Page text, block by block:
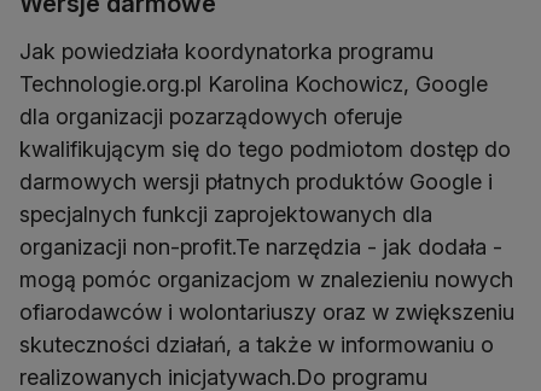
Jak powiedziała koordynatorka programu
Technologie.org.pl Karolina Kochowicz, Google
dla organizacji pozarządowych oferuje
kwalifikującym się do tego podmiotom dostęp do
darmowych wersji płatnych produktów Google i
specjalnych funkcji zaprojektowanych dla
organizacji non-profit.Te narzędzia - jak dodała -
mogą pomóc organizacjom w znalezieniu nowych
ofiarodawców i wolontariuszy oraz w zwiększeniu
skuteczności działań, a także w informowaniu o
realizowanych inicjatywach.Do programu